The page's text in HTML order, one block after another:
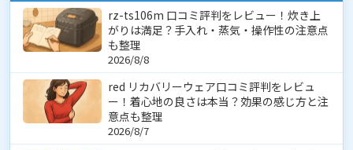
rz-ts106m 口コミ評判をレビュー！炊き上
がりは満足？手入れ・蒸気・操作性の注意点
も整理
2026/8/8
red リカバリーウェア口コミ評判をレビュ
ー！着心地の良さは本当？効果の感じ方と注
意点も整理
2026/8/7